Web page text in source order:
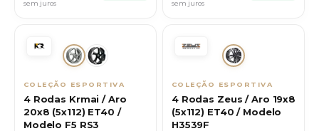
sem juros
sem juros
COLEÇÃO ESPORTIVA
4 Rodas Krmai / Aro
20x8 (5x112) ET40 /
Modelo F5 RS3
COLEÇÃO ESPORTIVA
4 Rodas Zeus / Aro 19x8
(5x112) ET40 / Modelo
H3539F